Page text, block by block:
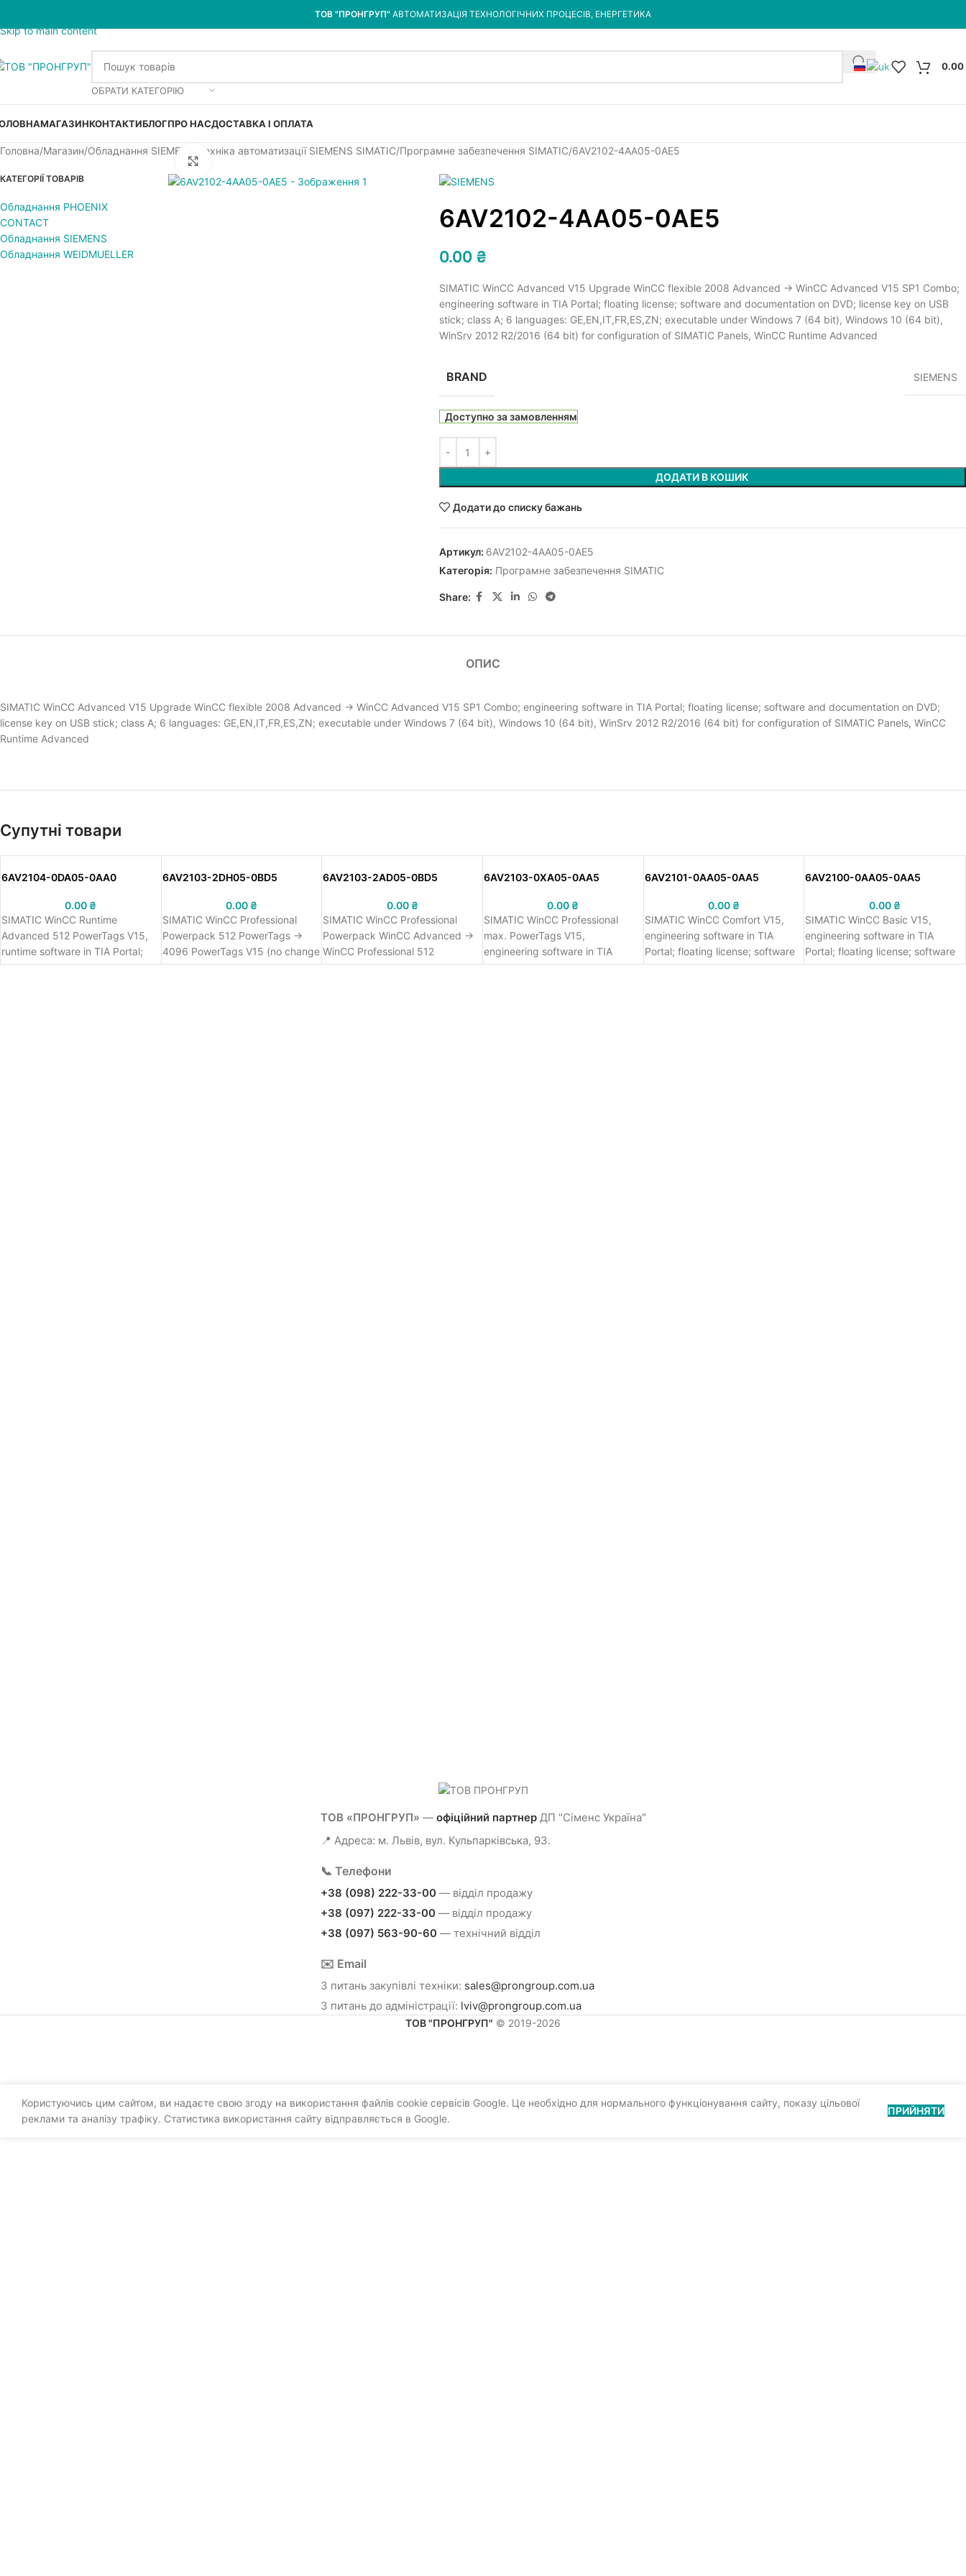
Skip to main content
ТОВ "ПРОНГРУП" АВТОМАТИЗАЦІЯ ТЕХНОЛОГІЧНИХ ПРОЦЕСІВ, ЕНЕРГЕТИКА
ОБРАТИ КАТЕГОРІЮ
0.00
МАГАЗИНКОНТАКТИБЛОГПРО НАСДОСТАВКА І ОПЛАТА
Головна Магазин Обладнання SIEMENS Техніка автоматизації SIEMENS SIMATIC Програмне забезпечення SIMATIC 6AV2102-4AA05-0AE5
КАТЕГОРІЇ ТОВАРІВ
Обладнання PHOENIX
CONTACT
Обладнання SIEMENS
Обладнання WEIDMUELLER
6AV2102-4AA05-0AE5
0.00 ₴
SIMATIC WinCC Advanced V15 Upgrade WinCC flexible 2008 Advanced -> WinCC Advanced V15 SP1 Combo;
engineering software in TIA Portal; floating license; software and documentation on DVD; license key on USB
stick; class A; 6 languages: GE,EN,IT,FR,ES,ZN; executable under Windows 7 (64 bit), Windows 10 (64 bit),
WinSrv 2012 R2/2016 (64 bit) for configuration of SIMATIC Panels, WinCC Runtime Advanced
BRAND SIEMENS
Доступно за замовленням
ДОДАТИ В КОШИК
Додати до списку бажань
Артикул: 6AV2102-4AA05-0AE5
Категорія: Програмне забезпечення SIMATIC
Share:
ОПИС
SIMATIC WinCC Advanced V15 Upgrade WinCC flexible 2008 Advanced -> WinCC Advanced V15 SP1 Combo; engineering software in TIA Portal; floating license; software and documentation on DVD;
license key on USB stick; class A; 6 languages: GE,EN,IT,FR,ES,ZN; executable under Windows 7 (64 bit), Windows 10 (64 bit), WinSrv 2012 R2/2016 (64 bit) for configuration of SIMATIC Panels, WinCC
Runtime Advanced
Супутні товари
6AV2104-0DA05-0AA0
0.00 ₴
SIMATIC WinCC Runtime
Advanced 512 PowerTags V15,
runtime software in TIA Portal;
single license; software and
6AV2103-2DH05-0BD5
0.00 ₴
SIMATIC WinCC Professional
Powerpack 512 PowerTags ->
4096 PowerTags V15 (no change
of version); engineering software
6AV2103-2AD05-0BD5
0.00 ₴
SIMATIC WinCC Professional
Powerpack WinCC Advanced ->
WinCC Professional 512
PowerTags V15 (no change of
6AV2103-0XA05-0AA5
0.00 ₴
SIMATIC WinCC Professional
max. PowerTags V15,
engineering software in TIA
Portal; floating license; software
6AV2101-0AA05-0AA5
0.00 ₴
SIMATIC WinCC Comfort V15,
engineering software in TIA
Portal; floating license; software
and documentation on DVD;
6AV2100-0AA05-0AA5
0.00 ₴
SIMATIC WinCC Basic V15,
engineering software in TIA
Portal; floating license; software
and documentation on DVD;
ТОВ «ПРОНГРУП» — офіційний партнерДП "Сіменс Україна"
📍 Адреса: м. Львів, вул. Кульпарківська, 93.
📞 Телефони
+38 (098) 222-33-00— відділ продажу
+38 (097) 222-33-00— відділ продажу
+38 (097) 563-90-60— технічний відділ
✉️ Email
З питань закупівлі техніки: sales@prongroup.com.ua
З питань до адміністрації: lviv@prongroup.com.ua
ТОВ "ПРОНГРУП" © 2019-2026
Користуючись цим сайтом, ви надаєте свою згоду на використання файлів cookie сервісів Google. Це необхідно для нормального функціонування сайту, показу цільової
реклами та аналізу трафіку. Статистика використання сайту відправляється в Google.
ПРИЙНЯТИ